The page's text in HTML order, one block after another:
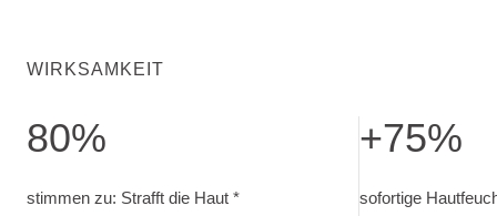
WIRKSAMKEIT
80%
stimmen zu: Strafft die Haut *
+75%
sofortige